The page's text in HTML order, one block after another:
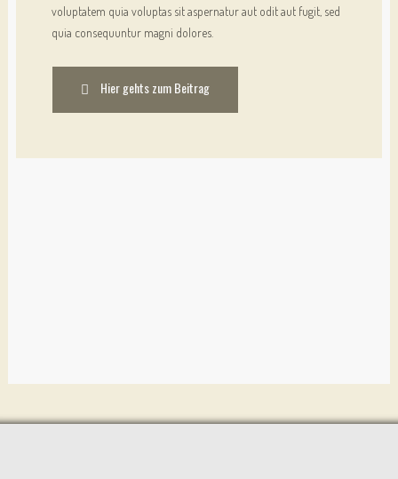
voluptatem quia voluptas sit aspernatur aut odit aut fugit, sed
quia consequuntur magni dolores.
Hier gehts zum Beitrag